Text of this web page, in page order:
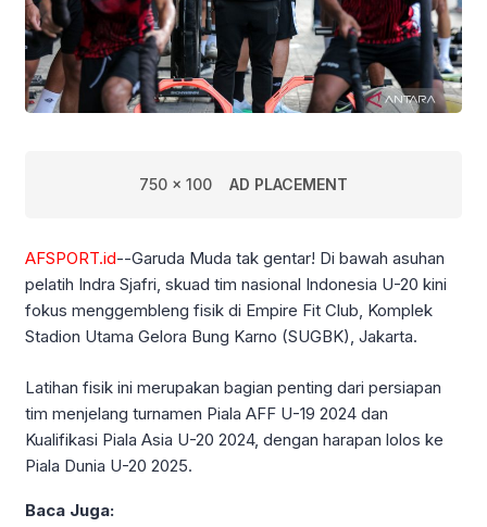
750 x 100 AD PLACEMENT
AFSPORT.id--Garuda Muda tak gentar! Di bawah asuhan
pelatih Indra Sjafri, skuad tim nasional Indonesia U-20 kini
fokus menggembleng fisik di Empire Fit Club, Komplek
Stadion Utama Gelora Bung Karno (SUGBK), Jakarta.
Latihan fisik ini merupakan bagian penting dari persiapan
tim menjelang turnamen Piala AFF U-19 2024 dan
Kualifikasi Piala Asia U-20 2024, dengan harapan lolos ke
Piala Dunia U-20 2025.
Baca Juga: